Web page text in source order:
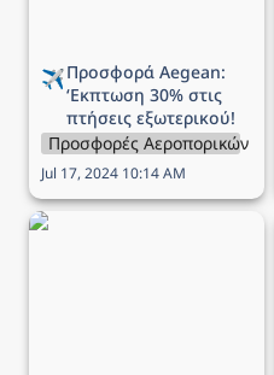
✈️Προσφορά Aegean:
‘Εκπτωση 30% στις
πτήσεις εξωτερικού!
Προσφορές Αεροπορικών
Jul 17, 2024 10:14 AM
Προσφορά Aegean -